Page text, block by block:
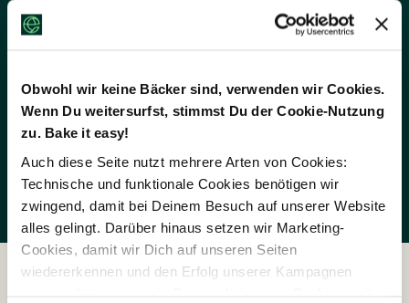
Obwohl wir keine Bäcker sind, verwenden wir Cookies.
Wenn Du weitersurfst, stimmst Du der Cookie-Nutzung
zu. Bake it easy!
Auch diese Seite nutzt mehrere Arten von Cookies:
Technische und funktionale Cookies benötigen wir
zwingend, damit bei Deinem Besuch auf unserer Website
alles gelingt. Darüber hinaus setzen wir Marketing-
Cookies, damit wir Dich auf unseren Seiten
wiedererkennen und den Erfolg unserer Kampagnen
die Räumlichkeit, die auch mit Jalousien und/oder
Vorhängen abgedunkelt werden kann. Dass die
Deckenabschnitten.
Raum anfragen